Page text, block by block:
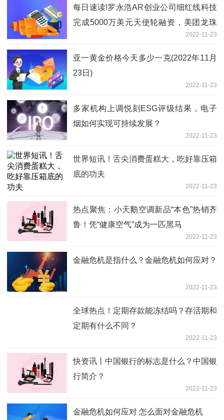
每日速读!罗永浩AR创业公司细红线科技
完成5000万美元天使轮融资，美团龙珠
2022-11-23
亚一黄金价格今天多少一克(2022年11月
23日)
2022-11-23
多家机构上调悦刻ESG评级结果，电子
烟如何实现可持续发展？
2022-11-23
世界短讯！舌尖消费蛋糕大，吃好靠压箱
底的功夫
2022-11-23
热点聚焦：小天鹅空调新品“本色”热销齐
鲁！凭“健康空气”成为一匹黑马
2022-11-23
金融危机是指什么？金融危机如何应对？
2022-11-23
全球热点！定期存款能冻结吗？存活期和
定期有什么不同？
2022-11-23
快资讯丨中国银行的标志是什么？中国银
行简介？
2022-11-23
金融危机如何应对 怎么面对金融危机